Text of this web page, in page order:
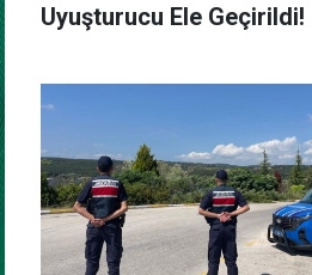
Uyuşturucu Ele Geçirildi!